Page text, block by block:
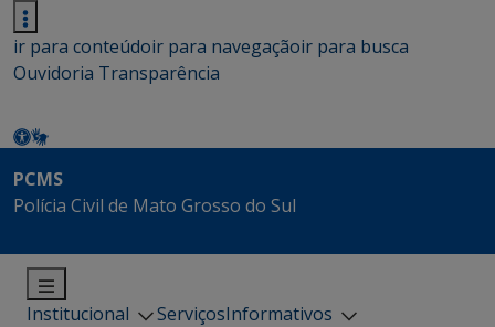
ir para conteúdoir para navegaçãoir para busca
Ouvidoria Transparência
PCMS
Polícia Civil de Mato Grosso do Sul
Institucional ServiçosInformativos